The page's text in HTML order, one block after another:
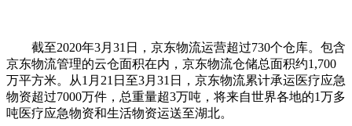
截至2020年3月31日，京东物流运营超过730个仓库。包含
京东物流管理的云仓面积在内，京东物流仓储总面积约1,700
万平方米。从1月21日至3月31日，京东物流累计承运医疗应急
物资超过7000万件，总重量超3万吨，将来自世界各地的1万多
吨医疗应急物资和生活物资运送至湖北。